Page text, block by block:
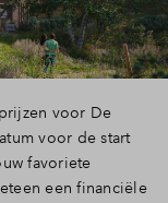
voor De
voor de start
favoriete
een financiële